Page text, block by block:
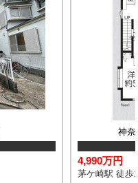
神奈
4,990万円
茅ケ崎駅 徒歩